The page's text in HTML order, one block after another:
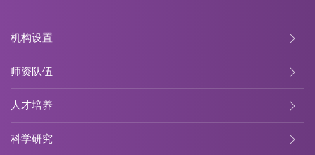
机构设置
师资队伍
人才培养
科学研究